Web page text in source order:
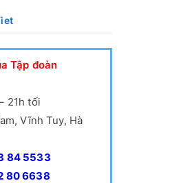
Tập đoàn
21h tối
Vĩnh Tuy, Hà
84 5533
80 6638